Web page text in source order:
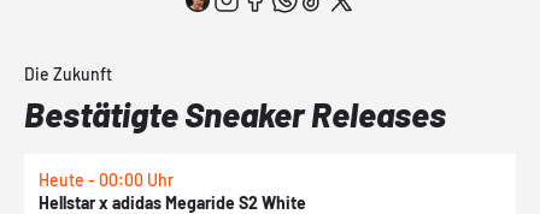
Die Zukunft
Bestätigte Sneaker Releases
Heute - 00:00 Uhr
Hellstar x adidas Megaride S2 White